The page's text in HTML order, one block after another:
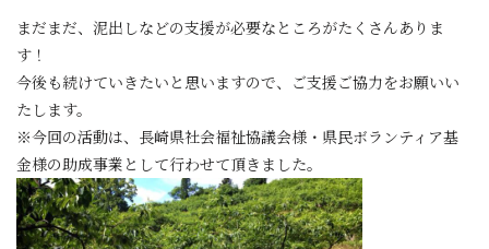
まだまだ、泥出しなどの支援が必要なところがたくさんありま
す！
今後も続けていきたいと思いますので、ご支援ご協力をお願いい
たします。
※今回の活動は、長崎県社会福祉協議会様・県民ボランティア基
金様の助成事業として行わせて頂きました。